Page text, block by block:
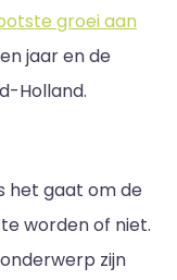
groei aan
jaar en de
Holland.
het gaat om de
worden of niet.
zijn